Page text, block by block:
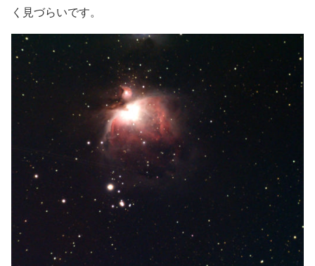
く見づらいです。